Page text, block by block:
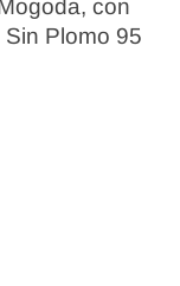
con
Sin Plomo 95